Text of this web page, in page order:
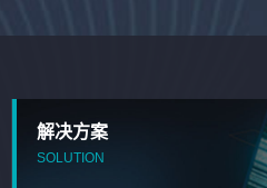
解决方案
SOLUTION